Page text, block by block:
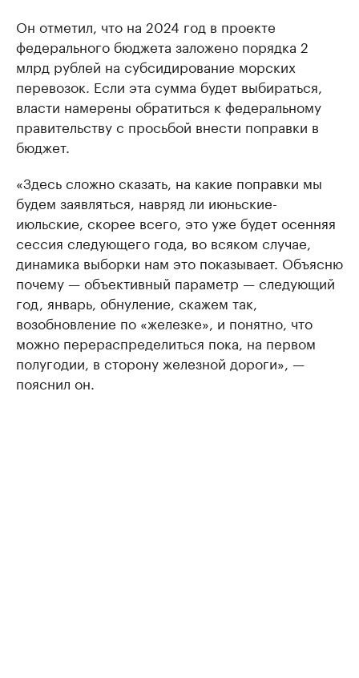
Он отметил, что на 2024 год в проекте
федерального бюджета заложено порядка 2
млрд рублей на субсидирование морских
перевозок. Если эта сумма будет выбираться,
власти намерены обратиться к федеральному
правительству с просьбой внести поправки в
бюджет.
«Здесь сложно сказать, на какие поправки мы
будем заявляться, навряд ли июньские-
июльские, скорее всего, это уже будет осенняя
сессия следующего года, во всяком случае,
динамика выборки нам это показывает. Объясню
почему — объективный параметр — следующий
год, январь, обнуление, скажем так,
возобновление по «железке», и понятно, что
можно перераспределиться пока, на первом
полугодии, в сторону железной дороги», —
пояснил он.